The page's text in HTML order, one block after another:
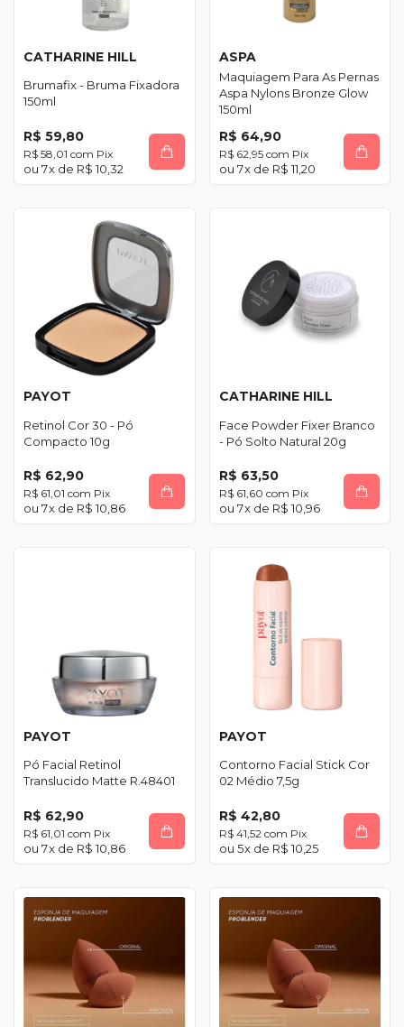
CATHARINE HILL
Brumafix - Bruma Fixadora
150ml
R$ 59,80
R$ 58,01 com Pix
7x de R$ 10,32
ASPA
Maquiagem Para As Pernas
Aspa Nylons Bronze Glow
150ml
R$ 64,90
R$ 62,95 com Pix
7x de R$ 11,20
PAYOT
Retinol Cor 30 - Pó
Compacto 10g
R$ 62,90
R$ 61,01 com Pix
7x de R$ 10,86
CATHARINE HILL
Face Powder Fixer Branco
- Pó Solto Natural 20g
R$ 63,50
R$ 61,60 com Pix
7x de R$ 10,96
PAYOT
Pó Facial Retinol
Translucido Matte R.48401
R$ 62,90
R$ 61,01 com Pix
7x de R$ 10,86
PAYOT
Contorno Facial Stick Cor
02 Médio 7,5g
R$ 42,80
R$ 41,52 com Pix
5x de R$ 10,25